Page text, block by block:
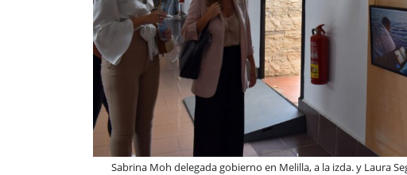
Sabrina Moh delegada gobierno en Melilla, a la izda. y Laura